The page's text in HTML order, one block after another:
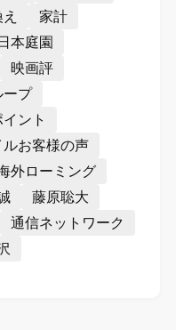
家計
日本庭園
映画評
ープ
ント
お客様の声
外ローミング
藤原聡大
通信ネットワーク